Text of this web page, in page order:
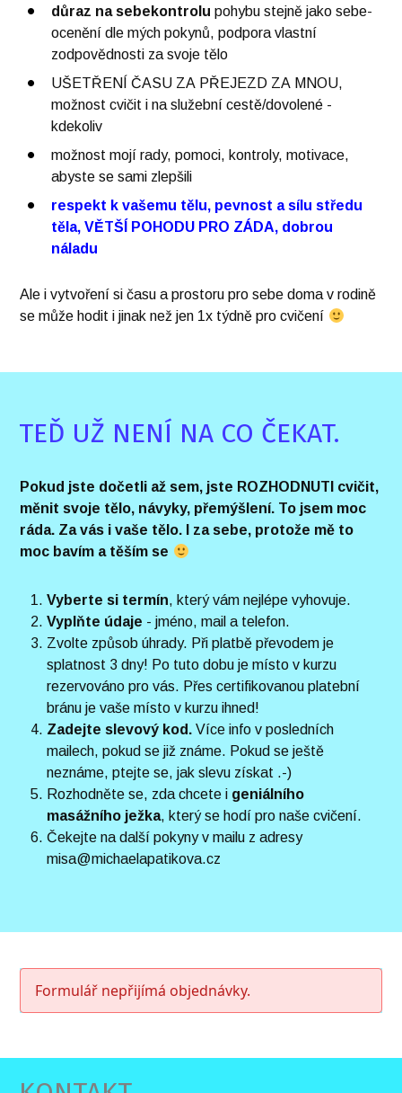
důraz na sebekontrolu pohybu stejně jako sebe-
ocenění dle mých pokynů, podpora vlastní
zodpovědnosti za svoje tělo
UŠETŘENÍ ČASU ZA PŘEJEZD ZA MNOU,
možnost cvičit i na služební cestě/dovolené -
kdekoliv
možnost mojí rady, pomoci, kontroly, motivace,
abyste se sami zlepšili
respekt k vašemu tělu, pevnost a sílu středu
těla, VĚTŠÍ POHODU PRO ZÁDA, dobrou
náladu
Ale i vytvoření si času a prostoru pro sebe doma v rodině
se může hodit i jinak než jen 1x týdně pro cvičení
TEĎ UŽ NENÍ NA CO ČEKAT.
Pokud jste dočetli až sem, jste ROZHODNUTI cvičit,
měnit svoje tělo, návyky, přemýšlení. To jsem moc
ráda. Za vás i vaše tělo. I za sebe, protože mě to
moc bavím a těším se
Vyberte si termín, který vám nejlépe vyhovuje.
Vyplňte údaje - jméno, mail a telefon.
Zvolte způsob úhrady. Při platbě převodem je
splatnost 3 dny! Po tuto dobu je místo v kurzu
rezervováno pro vás. Přes certifikovanou platební
bránu je vaše místo v kurzu ihned!
Zadejte slevový kod. Více info v posledních
mailech, pokud se již známe. Pokud se ještě
neznáme, ptejte se, jak slevu získat .-)
Rozhodněte se, zda chcete i geniálního
masážního ježka, který se hodí pro naše cvičení.
Čekejte na další pokyny v mailu z adresy
misa@michaelapatikova.cz
Formulář nepřijímá objednávky.